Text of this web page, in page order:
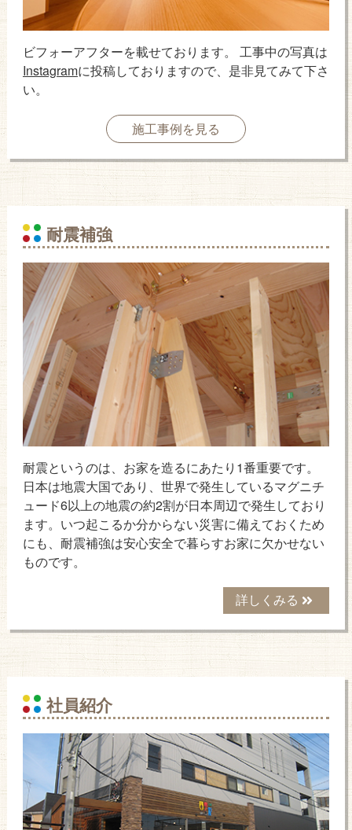
ビフォーアフターを載せております。 工事中の写真は
Instagramに投稿しておりますので、是非見てみて下さ
い。
施工事例を見る
耐震補強
耐震というのは、お家を造るにあたり1番重要です。
日本は地震大国であり、世界で発生しているマグニチ
ュード6以上の地震の約2割が日本周辺で発生しており
ます。いつ起こるか分からない災害に備えておくため
にも、耐震補強は安心安全で暮らすお家に欠かせない
ものです。
詳しくみる
社員紹介